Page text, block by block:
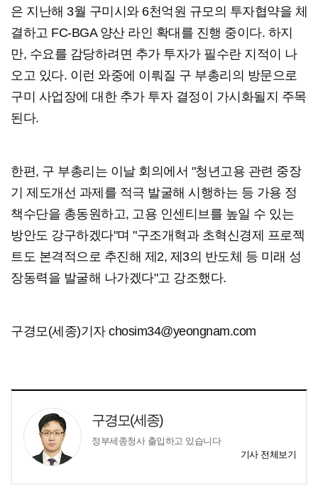
은 지난해 3월 구미시와 6천억원 규모의 투자협약을 체
결하고 FC-BGA 양산 라인 확대를 진행 중이다. 하지
만, 수요를 감당하려면 추가 투자가 필수란 지적이 나
오고 있다. 이런 와중에 이뤄질 구 부총리의 방문으로
구미 사업장에 대한 추가 투자 결정이 가시화될지 주목
된다.
한편, 구 부총리는 이날 회의에서 "청년고용 관련 중장
기 제도개선 과제를 적극 발굴해 시행하는 등 가용 정
책수단을 총동원하고, 고용 인센티브를 높일 수 있는
방안도 강구하겠다"며 "구조개혁과 초혁신경제 프로젝
트도 본격적으로 추진해 제2, 제3의 반도체 등 미래 성
장동력을 발굴해 나가겠다"고 강조했다.
구경모(세종)기자 chosim34@yeongnam.com
구경모(세종)
정부세종청사 출입하고 있습니다
기사 전체보기